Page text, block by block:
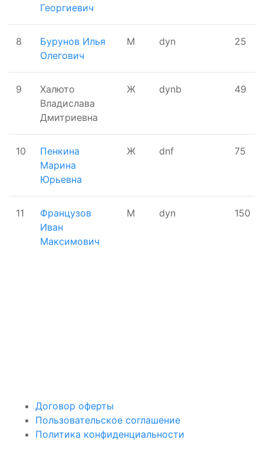
Георгиевич
8
Бурунов Илья
Олегович
М dyn 25
9
Халюто
Владислава
Дмитриевна
Ж dynb 49
10
Пенкина
Марина
Юрьевна
Ж dnf 75
11
Французов
Иван
Максимович
М dyn 150
Договор оферты
Пользовательское соглашение
Политика конфиденциальности